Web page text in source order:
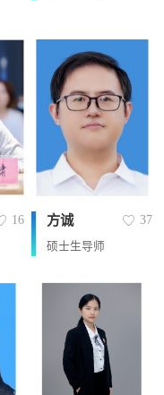
16 方诚 37
硕士生导师